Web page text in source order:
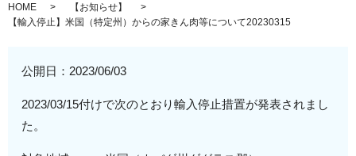
HOME
【お知らせ】
【輸入停止】米国（特定州）からの家きん肉等について20230315
公開日： 2023/06/03
2023/03/15付けで次のとおり輸入停止措置が発表されまし
た。